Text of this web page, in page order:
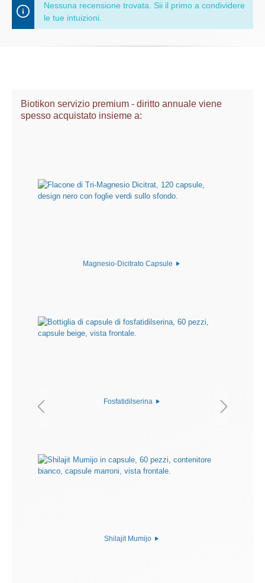
Nessuna recensione trovata. Sii il primo a condividere
le tue intuizioni.
Biotikon servizio premium - diritto annuale viene
spesso acquistato insieme a:
Magnesio-Dicitrato Capsule
Fosfatidilserina
Shilajit Mumijo